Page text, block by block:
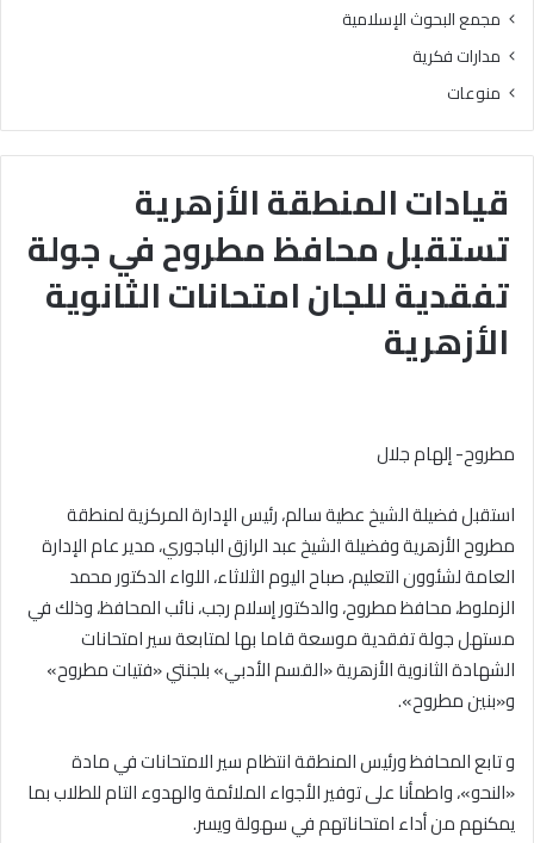
قيادات المنطقة الأزهرية
تستقبل محافظ مطروح في جولة
تفقدية للجان امتحانات الثانوية
الأزهرية
مطروح- إلهام جلال
استقبل فضيلة الشيخ عطية سالم، رئيس الإدارة المركزية لمنطقة
مطروح الأزهرية وفضيلة الشيخ عبد الرازق الباجوري، مدير عام الإدارة
العامة لشئوون التعليم، صباح اليوم الثلاثاء، اللواء الدكتور محمد
الزملوط، محافظ مطروح، والدكتور إسلام رجب، نائب المحافظ، وذلك في
مستهل جولة تفقدية موسعة قاما بها لمتابعة سير امتحانات
الشهادة الثانوية الأزهرية «القسم الأدبي» بلجنتي «فتيات مطروح»
و«بنين مطروح».
و تابع المحافظ ورئيس المنطقة انتظام سير الامتحانات في مادة
«النحو»، واطمأنا على توفير الأجواء الملائمة والهدوء التام للطلاب بما
يمكنهم من أداء امتحاناتهم في سهولة ويسر.
مجمع البحوث الإسلامية
مدارات فكرية
منوعات